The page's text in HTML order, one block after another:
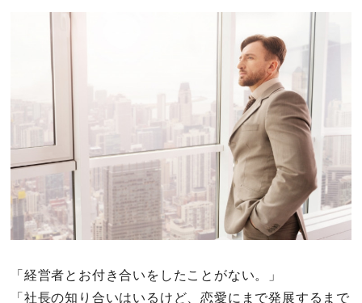
ドキドキ
仕事とキャリア
特集
ファッション・美容
「経営者とお付き合いをしたことがない。」
「社長の知り合いはいるけど、恋愛にまで発展するまで